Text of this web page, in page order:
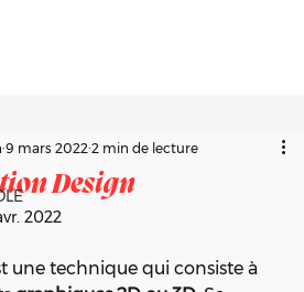
Design
9 mars 2022 2 min de lecture
2022
une technique qui consiste à